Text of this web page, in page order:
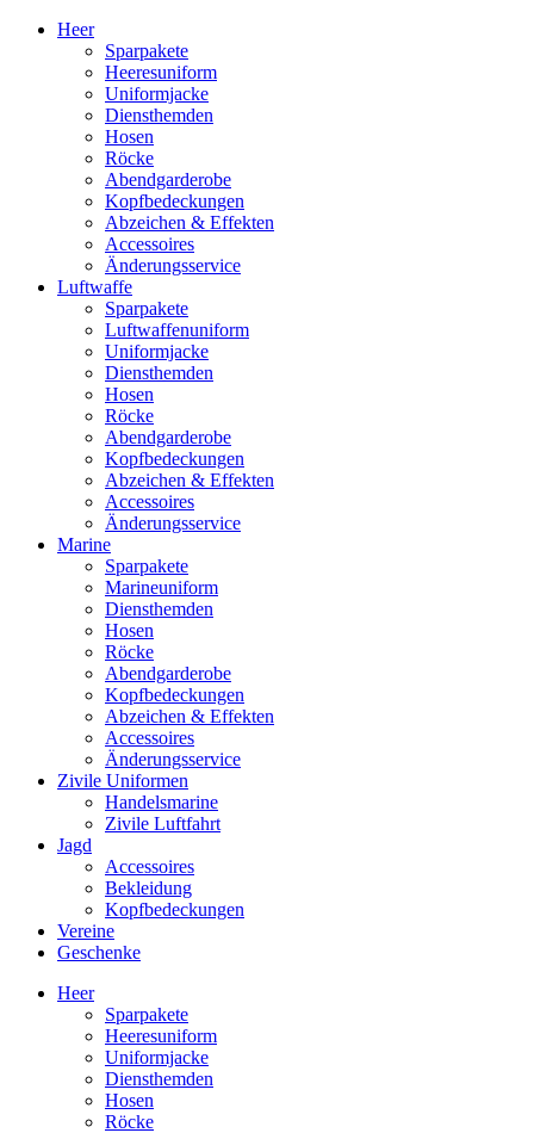
Heer
Sparpakete
Heeresuniform
Uniformjacke
Diensthemden
Hosen
Röcke
Abendgarderobe
Kopfbedeckungen
Abzeichen & Effekten
Accessoires
Änderungsservice
Luftwaffe
Sparpakete
Luftwaffenuniform
Uniformjacke
Diensthemden
Hosen
Röcke
Abendgarderobe
Kopfbedeckungen
Abzeichen & Effekten
Accessoires
Änderungsservice
Marine
Sparpakete
Marineuniform
Diensthemden
Hosen
Röcke
Abendgarderobe
Kopfbedeckungen
Abzeichen & Effekten
Accessoires
Änderungsservice
Zivile Uniformen
Handelsmarine
Zivile Luftfahrt
Jagd
Accessoires
Bekleidung
Kopfbedeckungen
Vereine
Geschenke
Heer
Sparpakete
Heeresuniform
Uniformjacke
Diensthemden
Hosen
Röcke